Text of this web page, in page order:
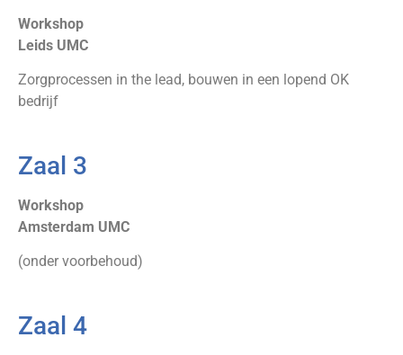
Workshop
Leids UMC
Zorgprocessen in the lead, bouwen in een lopend OK
bedrijf
Zaal 3
Workshop
Amsterdam UMC
(onder voorbehoud)
Zaal 4